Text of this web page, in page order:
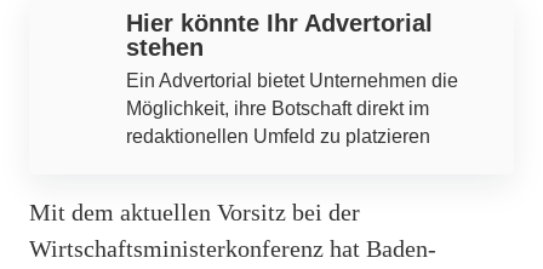
Hier könnte Ihr Advertorial
stehen
Ein Advertorial bietet Unternehmen die
Möglichkeit, ihre Botschaft direkt im
redaktionellen Umfeld zu platzieren
Mit dem aktuellen Vorsitz bei der
Wirtschaftsministerkonferenz hat Baden-